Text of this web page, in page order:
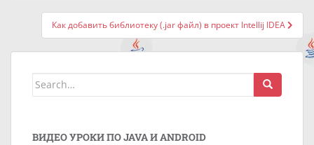
записямКак добавить библиотеку (.jar файл) в проект Intellij IDEA
Search
ВИДЕО УРОКИ ПО JAVA И ANDROID